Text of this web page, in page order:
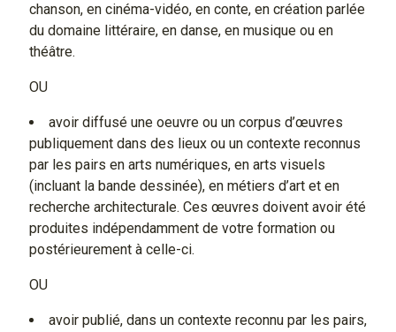
chanson, en cinéma-vidéo, en conte, en création parlée
du domaine littéraire, en danse, en musique ou en
théâtre.
OU
avoir diffusé une oeuvre ou un corpus d’œuvres
publiquement dans des lieux ou un contexte reconnus
par les pairs en arts numériques, en arts visuels
(incluant la bande dessinée), en métiers d’art et en
recherche architecturale. Ces œuvres doivent avoir été
produites indépendamment de votre formation ou
postérieurement à celle-ci.
OU
avoir publié, dans un contexte reconnu par les pairs,